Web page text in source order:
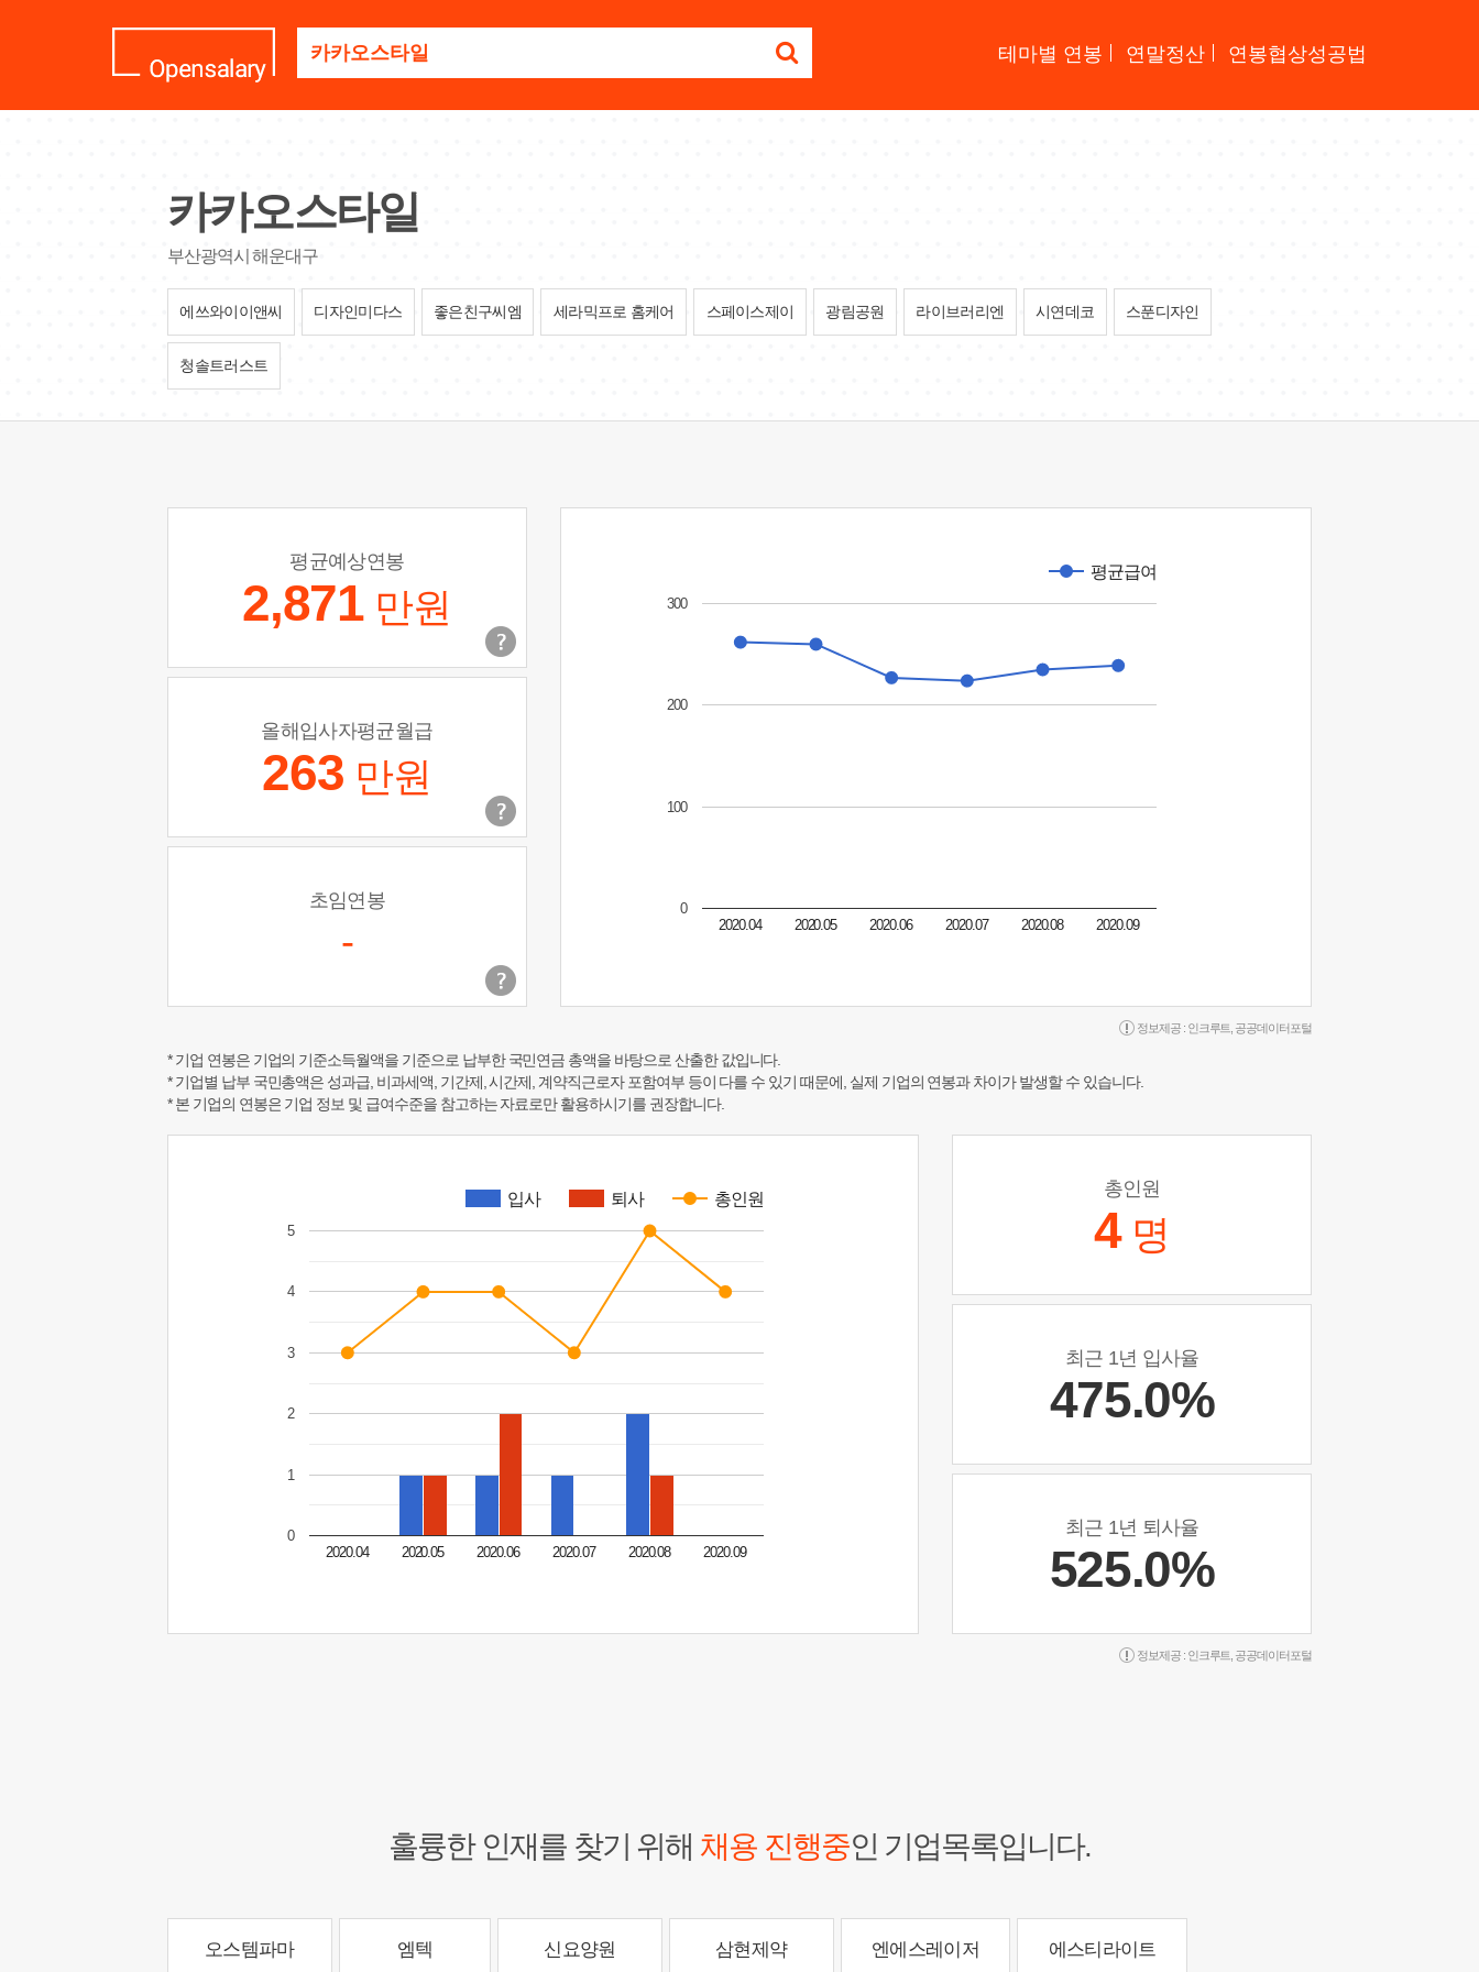
명
요
테마별 연봉 연말정산 연봉협상성공법
카카오스타일
부산광역시 해운대구
에쓰와이이앤씨 디자인미다스 좋은친구씨엠 세라믹프로 홈케어 스페이스제이 광림공원 라이브러리엔 시연데코 스푼디자인
청솔트러스트
평균예상연봉
2,871 만원
올해입사자평균월급
263 만원
초임연봉
-
평균급여
2020.04 2020.05 2020.06 2020.07 2020.08 2020.09
0
100
200
300
정보제공 : 인크루트 공공데이터포털
* 기업 연봉은 기업의 기준소득월액을 기준으로 납부한 국민연금 총액을 바탕으로 산출한 값입니다.
* 기업별 납부 국민총액은 성과급, 비과세액, 기간제, 시간제, 계약직근로자 포함여부 등이 다를 수 있기 때문에, 실제 기업의 연봉과 차이가 발생할 수 있습니다.
* 본 기업의 연봉은 기업 정보 및 급여수준을 참고하는 자료로만 활용하시기를 권장합니다.
입사 퇴사 총인원
2020.04 2020.05 2020.06 2020.07 2020.08 2020.09
0
1
2
3
4
5
총인원
4 명
최근 1년 입사율
475.0%
최근 1년 퇴사율
525.0%
정보제공 : 인크루트 공공데이터포털
훌륭한 인재를 찾기 위해 채용 진행중인 기업목록입니다.
오스템파마 엠텍 신요양원 삼현제약 엔에스레이저 에스티라이트